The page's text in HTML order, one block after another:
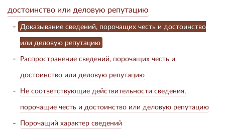
достоинство или деловую репутацию
Доказывание сведений, порочащих честь и достоинство
или деловую репутацию
Распространение сведений, порочащих честь и
достоинство или деловую репутацию
Не соответствующие действительности сведения,
порочащие честь и достоинство или деловую репутацию
Порочащий характер сведений